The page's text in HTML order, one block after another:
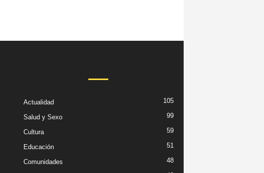
Actualidad 105
Salud y Sexo 99
Cultura 59
Educación 51
Comunidades
48